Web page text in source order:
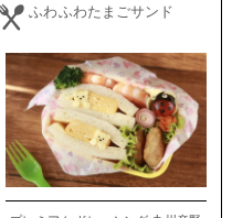
ふわふわたまごサンド